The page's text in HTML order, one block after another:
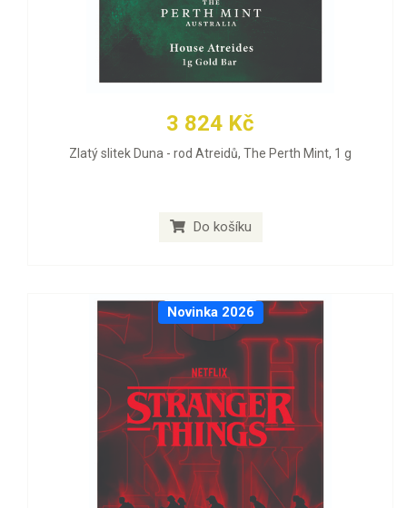
3 824 Kč
Zlatý slitek Duna - rod Atreidů, The Perth Mint, 1 g
Do košíku
Novinka 2026